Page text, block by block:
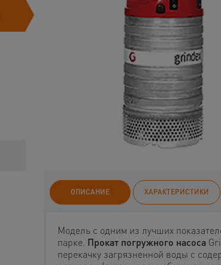
ОПИСАНИЕ ХАРАКТЕРИСТИКИ
Модель с одним из лучших
парке. Прокат погружного насоса
перекачку загрязненной воды с